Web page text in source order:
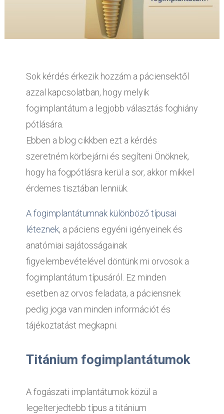
Sok kérdés érkezik hozzám a páciensektől
azzal kapcsolatban, hogy melyik
fogimplantátum a legjobb választás foghiány
pótlására.
Ebben a blog cikkben ezt a kérdés
szeretném körbejárni és segíteni Önöknek,
hogy ha fogpótlásra kerül a sor, akkor mikkel
érdemes tisztában lenniük.
A fogimplantátumnak különböző típusai
léteznek, a páciens egyéni igényeinek és
anatómiai sajátosságainak
figyelembevételével döntünk mi orvosok a
fogimplantátum típusáról. Ez minden
esetben az orvos feladata, a páciensnek
pedig joga van minden információt és
tájékoztatást megkapni.
Titánium fogimplantátumok
A fogászati implantátumok közül a
legelterjedtebb típus a titánium